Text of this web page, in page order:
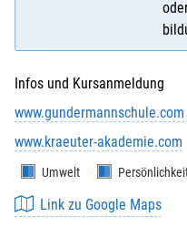
Infos und Kursanmeldung
www.gundermannschule.com
www.kraeuter-akademie.com
Umwelt
Link zu Google Maps